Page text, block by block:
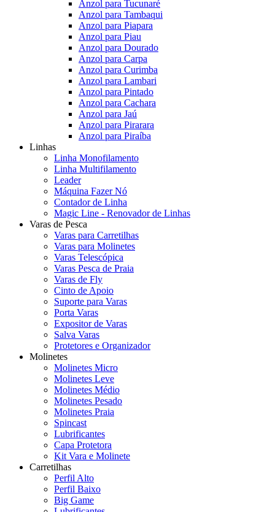
Anzol para Tucunaré
Anzol para Tambaqui
Anzol para Piapara
Anzol para Piau
Anzol para Dourado
Anzol para Carpa
Anzol para Curimba
Anzol para Lambari
Anzol para Pintado
Anzol para Cachara
Anzol para Jaú
Anzol para Pirarara
Anzol para Piraíba
Linhas
Linha Monofilamento
Linha Multifilamento
Leader
Máquina Fazer Nó
Contador de Linha
Magic Line - Renovador de Linhas
Varas de Pesca
Varas para Carretilhas
Varas para Molinetes
Varas Telescópica
Varas Pesca de Praia
Varas de Fly
Cinto de Apoio
Suporte para Varas
Porta Varas
Expositor de Varas
Salva Varas
Protetores e Organizador
Molinetes
Molinetes Micro
Molinetes Leve
Molinetes Médio
Molinetes Pesado
Molinetes Praia
Spincast
Lubrificantes
Capa Protetora
Kit Vara e Molinete
Carretilhas
Perfil Alto
Perfil Baixo
Big Game